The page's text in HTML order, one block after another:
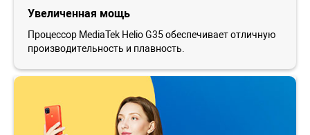
Увеличенная мощь
Процессор MediaTek Helio G35 обеспечивает отличную
производительность и плавность.